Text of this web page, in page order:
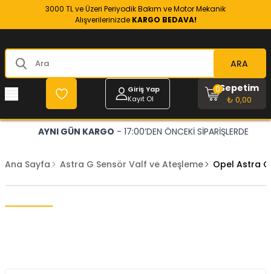
3000 TL ve Üzeri Periyodik Bakım ve Motor Mekanik
Alışverilerinizde KARGO BEDAVA!
ARA
Giriş Yap
Kayıt Ol
Sepetim
₺ 0,00
0
AYNI GÜN KARGO - 17:00’DEN ÖNCEKİ SİPARİŞLERDE
Ana Sayfa Astra G Sensör Valf ve Ateşleme Opel Astra